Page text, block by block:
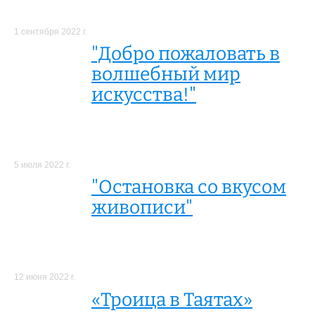
1 сентября 2022 г.
"Добро пожаловать в
волшебный мир
искусства!"
5 июля 2022 г.
"Остановка со вкусом
живописи"
12 июня 2022 г.
«Троица в Таятах»